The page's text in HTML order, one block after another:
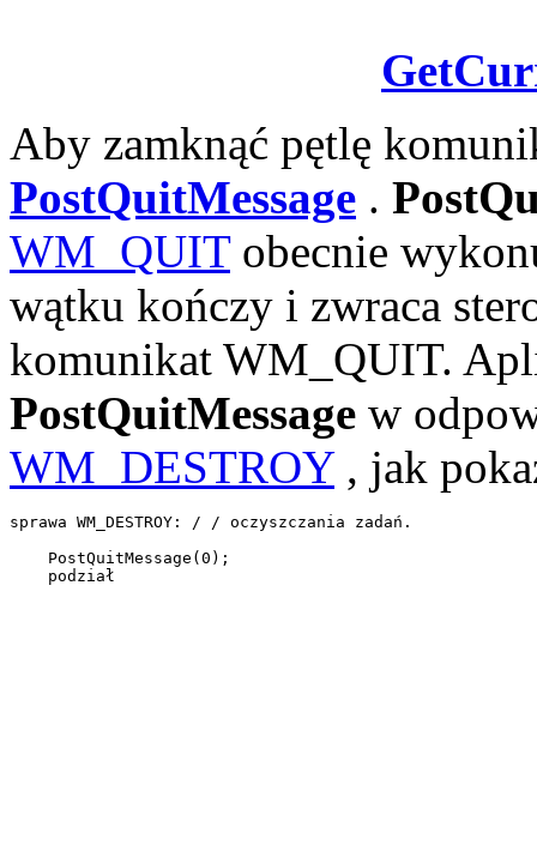
Aby zamknąć pętlę
PostQuitMessage .
WM_QUITobecnie
wątku kończy i zwraca
komunikat WM_QUIT.
PostQuitMessage w
WM_DESTROY, jak
sprawa WM_DESTROY: / / oczyszczania zadań.
    PostQuitMessage(0);
    podział